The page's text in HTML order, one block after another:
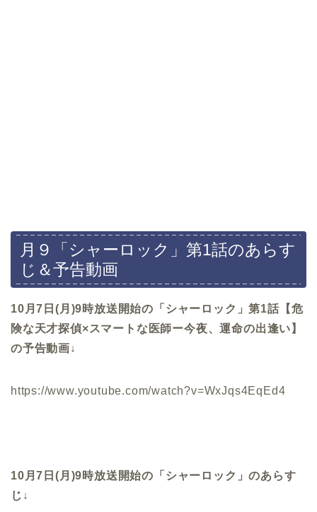
月９「シャーロック」第1話のあらす
じ＆予告動画
10月7日(月)9時放送開始の「シャーロック」第1話【危
険な天才探偵×スマートな医師ー今夜、運命の出逢い】
の予告動画↓
https://www.youtube.com/watch?v=WxJqs4EqEd4
10月7日(月)9時放送開始の「シャーロック」のあらす
じ↓